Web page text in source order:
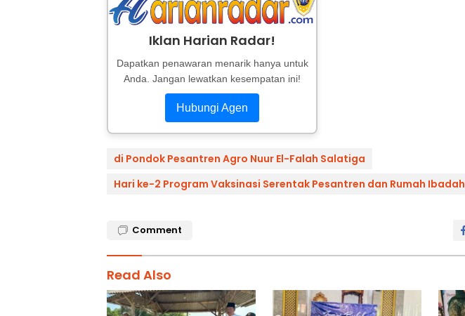
Iklan Harian Radar!
Dapatkan penawaran menarik hanya untuk
Anda. Jangan lewatkan kesempatan ini!
Hubungi Agen
di Pondok Pesantren Agro Nuur El-Falah Salatiga
Hari ke-2 Program Vaksinasi Serentak Pesantren dan Rumah Ibadah
Comment
Read Also